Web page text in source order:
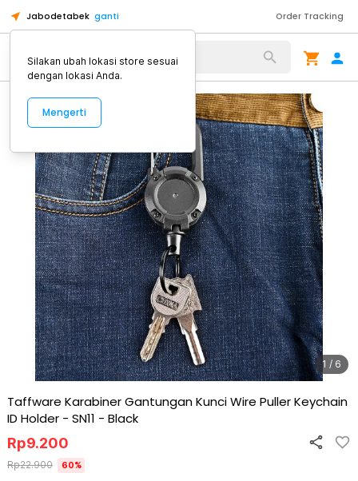
Jabodetabek ganti Order Tracking
Alat Kopi
1 / 6
Taffware Karabiner Gantungan Kunci Wire Puller Keychain
ID Holder - SN11 - Black
Rp9.200
Rp22.900 60%
Silakan ubah lokasi store sesuai
dengan lokasi Anda.
Mengerti